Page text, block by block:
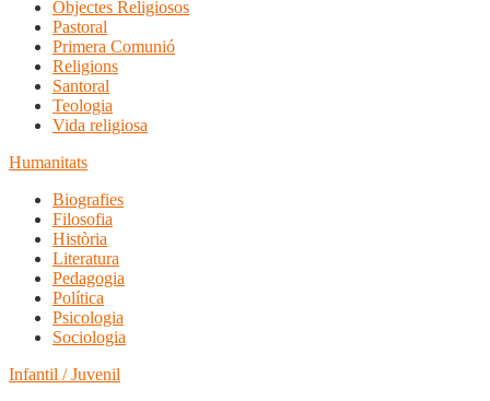
Objectes Religiosos
Pastoral
Primera Comunió
Religions
Santoral
Teologia
Vida religiosa
Humanitats
Biografies
Filosofia
Història
Literatura
Pedagogia
Política
Psicologia
Sociologia
Infantil / Juvenil